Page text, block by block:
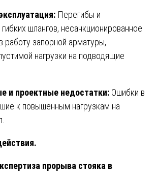
Перегибы и
шлангов, несанкционированное
работу запорной арматуры,
нагрузки на подводящие
и проектные недостатки: Ошибки в
к повышенным нагрузкам на
прорыва стояка в